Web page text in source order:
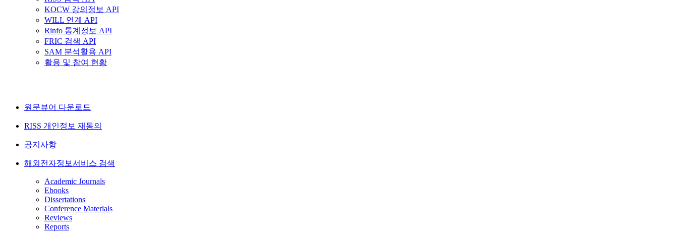
KOCW 강의정보 API
WILL 연계 API
Rinfo 통계정보 API
FRIC 검색 API
SAM 분석활용 API
활용 및 참여 현황
원문뷰어 다운로드
RISS 개인정보 재동의
공지사항
해외전자정보서비스 검색
Academic Journals
Ebooks
Dissertations
Conference Materials
Reviews
Reports